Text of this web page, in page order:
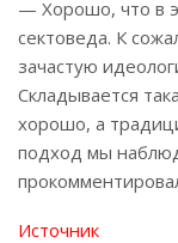
— Хорошо, что в
сектоведа. К
зачастую
Складывается
хорошо, а
подход мы
Источник